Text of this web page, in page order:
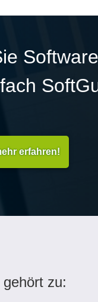
erfahren!
zu: